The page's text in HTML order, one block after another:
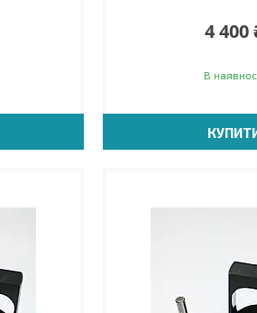
4 400
В